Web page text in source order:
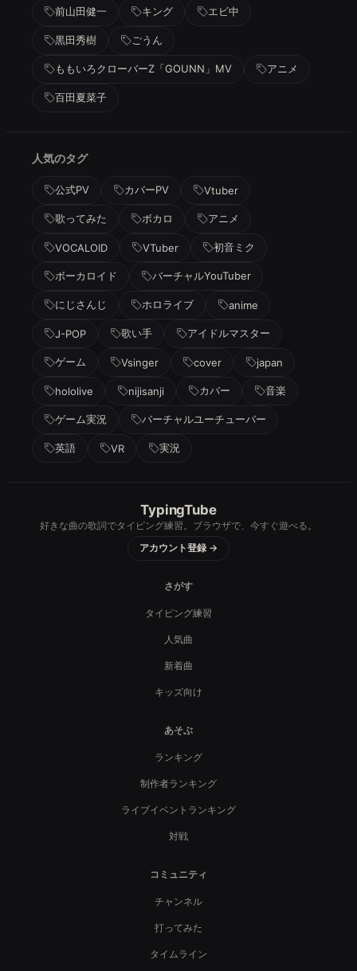
前山田健一 キング エビ中
黒田秀樹 ごうん
ももいろクローバーZ「GOUNN」MV アニメ
百田夏菜子
人気のタグ
公式PV カバーPV Vtuber
歌ってみた ボカロ アニメ
VOCALOID VTuber 初音ミク
ボーカロイド バーチャルYouTuber
にじさんじ ホロライブ anime
J-POP 歌い手 アイドルマスター
ゲーム Vsinger cover japan
hololive nijisanji カバー 音楽
ゲーム実況 バーチャルユーチューバー
英語 VR 実況
TypingTube
好きな曲の歌詞でタイピング練習。ブラウザで、今すぐ遊べる。
アカウント登録 →
さがす
タイピング練習
人気曲
新着曲
キッズ向け
あそぶ
ランキング
制作者ランキング
ライブイベントランキング
対戦
コミュニティ
チャンネル
打ってみた
タイムライン